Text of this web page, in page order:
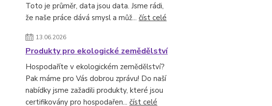
Toto je průměr, data jsou data. Jsme rádi,
že naše práce dává smysl a můž... číst celé
13.06.2026
Produkty pro ekologické zemědělství
Hospodaříte v ekologickém zemědělství?
Pak máme pro Vás dobrou zprávu! Do naší
nabídky jsme zažadili produkty, které jsou
certifikovány pro hospodařen... číst celé